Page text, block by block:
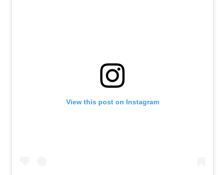
View this post on Instagram